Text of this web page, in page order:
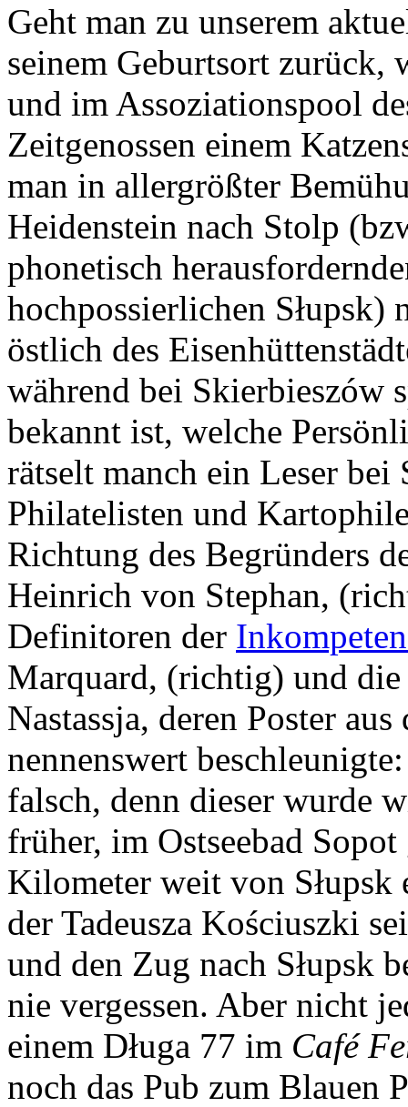
Geht man zu unserem
seinem Geburtsort zurück,
und im Assoziationspool
Zeitgenossen einem
man in allergrößter
Heidenstein nach Stolp
phonetisch
hochpossierlichen Słupsk)
östlich des
während bei Skierbieszów
bekannt ist, welche
rätselt manch ein Leser
Philatelisten und
Richtung des Begründers
Heinrich von Stephan,
Definitoren der
Marquard, (richtig) und
Nastassja, deren Poster
nennenswert
falsch, denn dieser wurde
früher, im Ostseebad
Kilometer weit von
der Tadeusza Kościuszki
und den Zug nach Słupsk
nie vergessen. Aber nicht
einem Długa 77 im Café
noch das Pub zum Blauen